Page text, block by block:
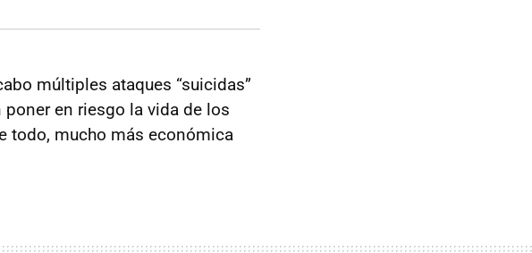
múltiples ataques “suicidas”
en riesgo la vida de los
todo, mucho más económica